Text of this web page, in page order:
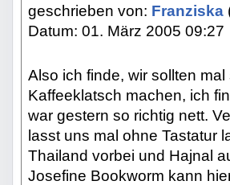
geschrieben von: Franziska
Datum: 01. März 2005 09:27
Also ich finde, wir sollten
Kaffeeklatsch machen, ich
war gestern so richtig nett.
lasst uns mal ohne Tastatur
Thailand vorbei und Hajnal
Josefine Bookworm kann